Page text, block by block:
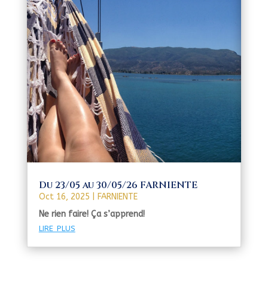
Du 23/05 au 30/05/26 FARNIENTE
Oct 16, 2025
FARNIENTE
Ne rien faire! Ça s’apprend!
lire plus